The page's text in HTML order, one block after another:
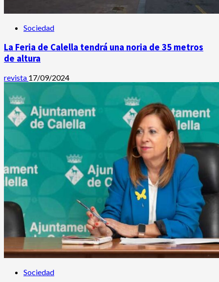
Sociedad
La Feria de Calella tendrá una noria de 35 metros
de altura
revista 17/09/2024
Sociedad